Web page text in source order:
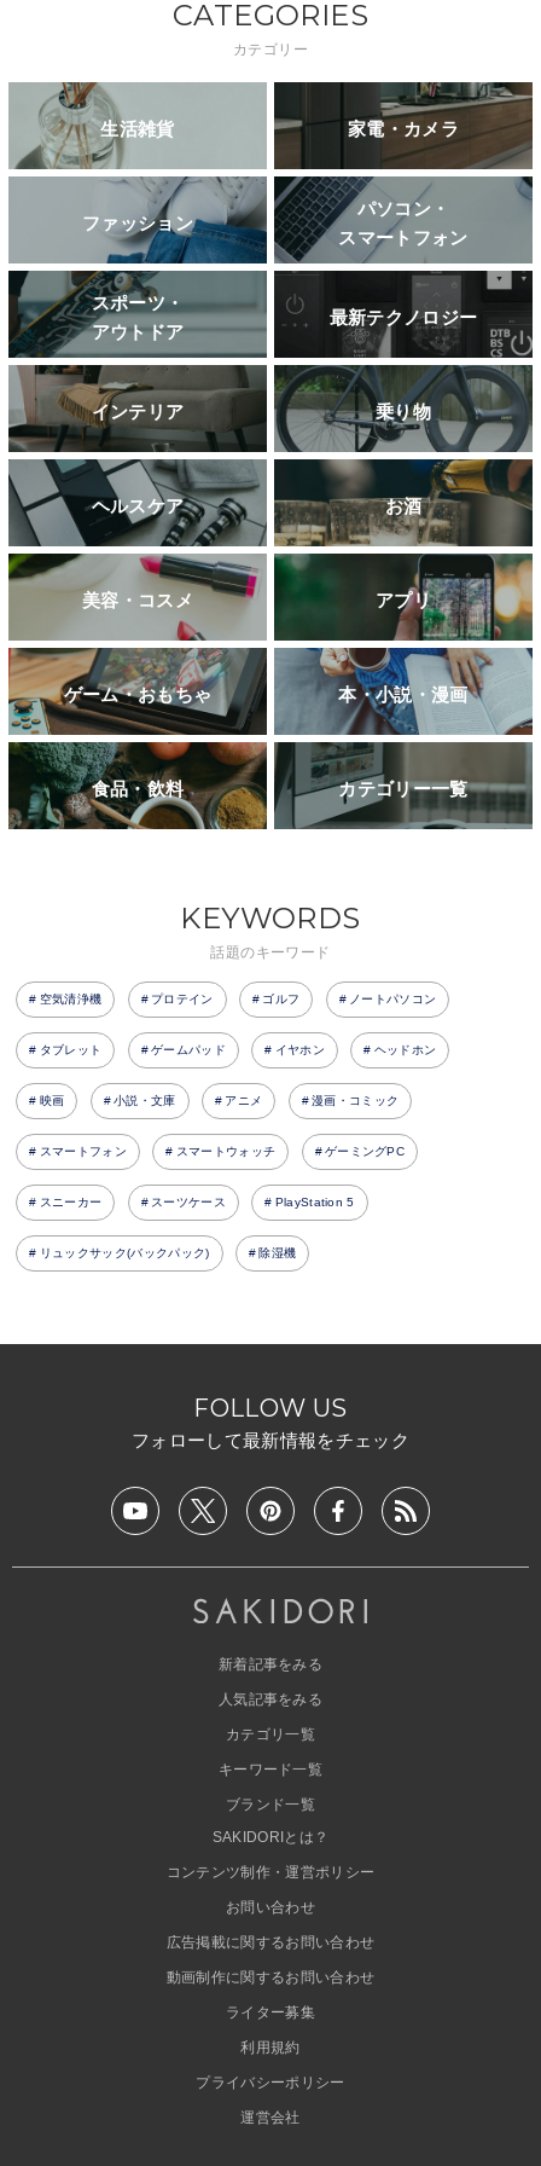
CATEGORIES
カテゴリー
生活雑貨 家電・カメラ
ファッション
パソコン・
スマートフォン
スポーツ・
アウトドア
最新テクノロジー
インテリア 乗り物
ヘルスケア お酒
美容・コスメ アプリ
ゲーム・おもちゃ 本・小説・漫画
食品・飲料 カテゴリー一覧
KEYWORDS
話題のキーワード
空気清浄機 プロテイン ゴルフ ノートパソコン
タブレット ゲームパッド イヤホン ヘッドホン
映画 小説・文庫 アニメ 漫画・コミック
スマートフォン スマートウォッチ ゲーミングPC
スニーカー スーツケース PlayStation 5
リュックサック(バックパック) 除湿機
FOLLOW US
フォローして最新情報をチェック
新着記事をみる
人気記事をみる
カテゴリ一覧
キーワード一覧
ブランド一覧
SAKIDORIとは？
コンテンツ制作・運営ポリシー
お問い合わせ
広告掲載に関するお問い合わせ
動画制作に関するお問い合わせ
ライター募集
利用規約
プライバシーポリシー
運営会社